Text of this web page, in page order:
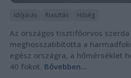
Időjárás Riasztás Hőség
Az országos tisztifőorvos
meghosszabbította a
egész országra, a hőmérséklet
40 fokot. Bővebben...